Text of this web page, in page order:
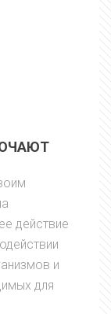
действие
и
для